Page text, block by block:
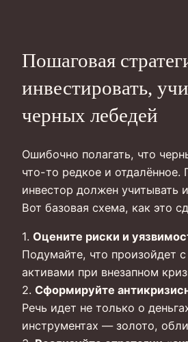
Пошаговая
инвестировать,
черных лебедей
Ошибочно полагать, что
что-то редкое и отдалённое.
инвестор должен учитывать
Вот базовая схема, как это
1. Оцените риски и
Подумайте, что произойдет
активами при внезапном
2. Сформируйте
Речь идет не только о
инструментах — золото,